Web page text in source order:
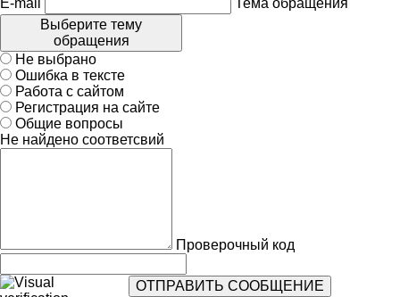
Выберите тему
обращения
Не выбрано
Ошибка в тексте
Работа с сайтом
Регистрация на сайте
Общие вопросы
Не найдено соответсвий
Проверочный код